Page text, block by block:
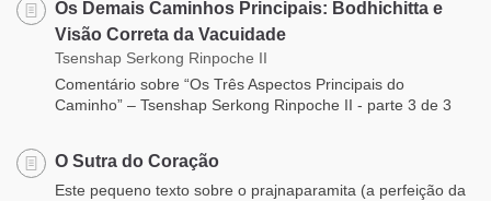
Os Demais Caminhos Principais: Bodhichitta e
Visão Correta da Vacuidade
Tsenshap Serkong Rinpoche II
Comentário sobre “Os Três Aspectos Principais do
Caminho” – Tsenshap Serkong Rinpoche II - parte 3 de 3
O Sutra do Coração
Este pequeno texto sobre o prajnaparamita (a perfeição da